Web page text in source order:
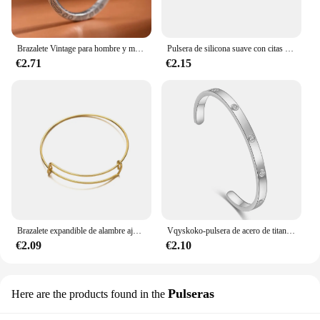
Brazalete Vintage para hombre y mujer Mobius, pulsera trenzada Unisex, joyería informal, anillo, tótem
€2.71
Pulsera de silicona suave con citas de versículo bídico cruzado para hombres, brazalete cómodo, Jesús, Cristo, oración de fe, regalo
€2.15
Brazalete expandible de alambre ajustable para mujer, pulseras en blanco para bricolaje, suministros de joyería, accesorios, 10/20 piezas
€2.09
Vqyskoko-pulsera de acero de titanio para hombre y mujer, brazalete abierto con llave, joyería de marca
€2.10
Here are the products found in the Pulseras